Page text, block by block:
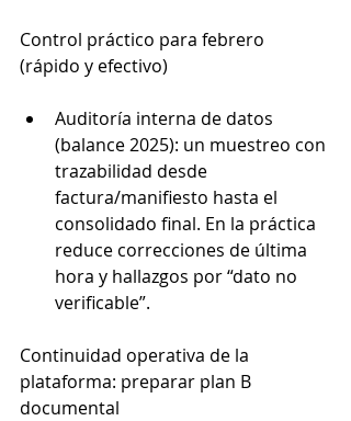
Control práctico para febrero
(rápido y efectivo)
Auditoría interna de datos
(balance 2025): un muestreo con
trazabilidad desde
factura/manifiesto hasta el
consolidado final. En la práctica
reduce correcciones de última
hora y hallazgos por “dato no
verificable”.
Continuidad operativa de la
plataforma: preparar plan B
documental